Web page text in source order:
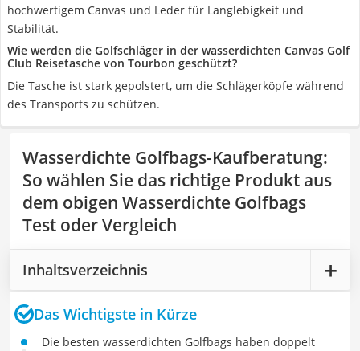
hochwertigem Canvas und Leder für Langlebigkeit und
Stabilität.
Wie werden die Golfschläger in der wasserdichten Canvas Golf
Club Reisetasche von Tourbon geschützt?
Die Tasche ist stark gepolstert, um die Schlägerköpfe während
des Transports zu schützen.
Wasserdichte Golfbags-Kaufberatung:
So wählen Sie das richtige Produkt aus
dem obigen Wasserdichte Golfbags
Test oder Vergleich
Inhaltsverzeichnis
Das Wichtigste in Kürze
Die besten wasserdichten Golfbags haben doppelt